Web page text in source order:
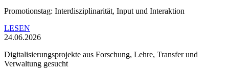
Promotionstag: Interdisziplinarität, Input und Interaktion
LESEN
24.06.2026
Digitalisierungsprojekte aus Forschung, Lehre, Transfer und
Verwaltung gesucht